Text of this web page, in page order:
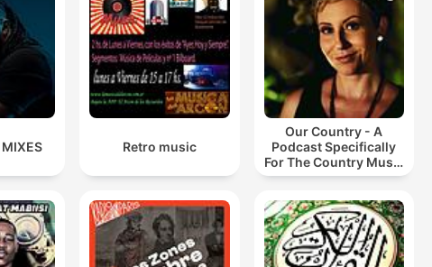
Retro music
Our Country - A
Podcast Specifically
For The Country Music
Industry.